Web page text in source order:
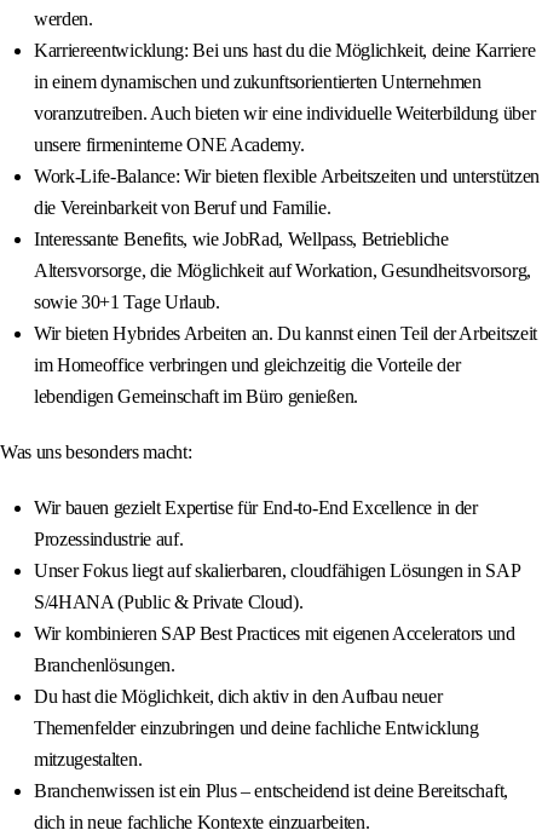
werden.
Karriereentwicklung: Bei uns hast du die Möglichkeit, deine Karriere
in einem dynamischen und zukunftsorientierten Unternehmen
voranzutreiben. Auch bieten wir eine individuelle Weiterbildung über
unsere firmeninterne ONE Academy.
Work-Life-Balance: Wir bieten flexible Arbeitszeiten und unterstützen
die Vereinbarkeit von Beruf und Familie.
Interessante Benefits, wie JobRad, Wellpass, Betriebliche
Altersvorsorge, die Möglichkeit auf Workation, Gesundheitsvorsorg,
sowie 30+1 Tage Urlaub.
Wir bieten Hybrides Arbeiten an. Du kannst einen Teil der Arbeitszeit
im Homeoffice verbringen und gleichzeitig die Vorteile der
lebendigen Gemeinschaft im Büro genießen.
Was uns besonders macht:
Wir bauen gezielt Expertise für End-to-End Excellence in der
Prozessindustrie auf.
Unser Fokus liegt auf skalierbaren, cloudfähigen Lösungen in SAP
S/4HANA (Public & Private Cloud).
Wir kombinieren SAP Best Practices mit eigenen Accelerators und
Branchenlösungen.
Du hast die Möglichkeit, dich aktiv in den Aufbau neuer
Themenfelder einzubringen und deine fachliche Entwicklung
mitzugestalten.
Branchenwissen ist ein Plus – entscheidend ist deine Bereitschaft,
dich in neue fachliche Kontexte einzuarbeiten.